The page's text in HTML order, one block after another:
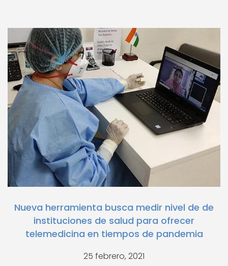
Nueva herramienta busca medir nivel de de
instituciones de salud para ofrecer
telemedicina en tiempos de pandemia
25 febrero, 2021